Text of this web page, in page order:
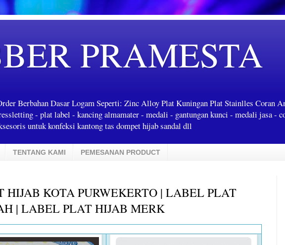
PRAMESTA
Berbahan Dasar Logam Seperti: Zinc Alloy Plat Kuningan Plat Stainlles Coran
- plat label - kancing almamater - medali - gantungan kunci - medali jasa -
untuk konfeksi kantong tas dompet hijab sandal dll
TENTANG KAMI PEMESANAN PRODUCT
HIJAB KOTA PURWEKERTO | LABEL PLAT
| LABEL PLAT HIJAB MERK